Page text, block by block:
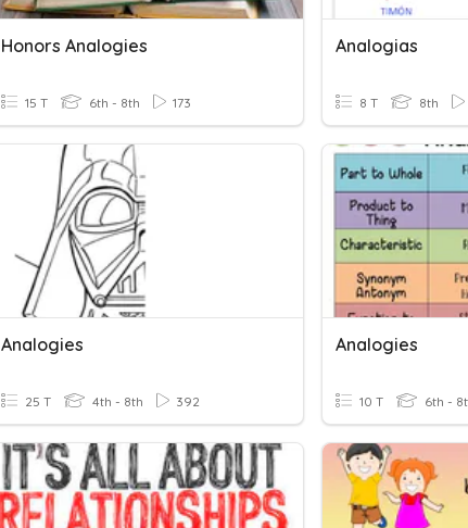
Honors Analogies
15 T 6th - 8th 173
Analogias
8 T 8th
Analogies
25 T 4th - 8th 392
Analogies
10 T 6th -